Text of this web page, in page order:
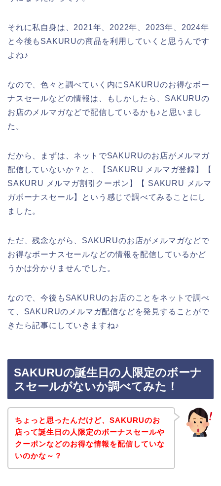
それに私自身は、2021年、2022年、2023年、2024年
と今後もSAKURUの商品を利用していくと思うんです
よね♪
なので、色々と調べていく内にSAKURUのお得なボー
ナスセールなどの情報は、もしかしたら、SAKURUの
お店のメルマガなどで配信しているかも♪と思いまし
た。
だから、まずは、ネットでSAKURUのお店がメルマガ
配信していないか？と、【SAKURU メルマガ登録】【
SAKURU メルマガ割引クーポン】【 SAKURU メルマ
ガボーナスセール】という感じで調べてみることにし
ました。
ただ、残念ながら、SAKURUのお店がメルマガなどで
お得なボーナスセールなどの情報を配信しているかど
うかは分かりませんでした。
なので、今後もSAKURUのお店のことをネットで調べ
て、SAKURUのメルマガ配信などを発見することがで
きたら記事にしていきますね♪
SAKURUの誕生日の人限定のボーナ
スセールがないか調べてみた！
ちょっと思ったんだけど、SAKURUのお
店って誕生日の人限定のボーナスセールや
クーポンなどのお得な情報を配信していな
いのかな～？